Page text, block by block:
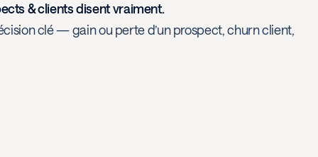
& clients disent vraiment.
clé — gain ou perte d’un prospect, churn client,